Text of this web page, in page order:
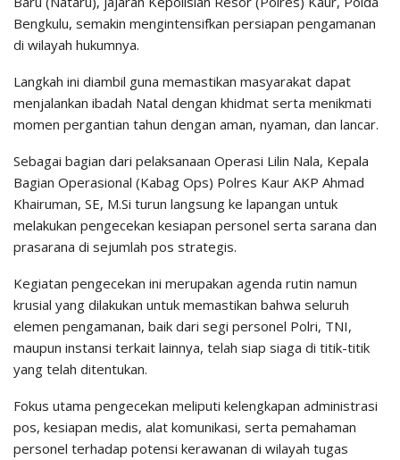
Bengkulu, semakin mengintensifkan persiapan pengamanan
di wilayah hukumnya.
Langkah ini diambil guna memastikan masyarakat dapat
menjalankan ibadah Natal dengan khidmat serta menikmati
momen pergantian tahun dengan aman, nyaman, dan lancar.
Sebagai bagian dari pelaksanaan Operasi Lilin Nala, Kepala
Bagian Operasional (Kabag Ops) Polres Kaur AKP Ahmad
Khairuman, SE, M.Si turun langsung ke lapangan untuk
melakukan pengecekan kesiapan personel serta sarana dan
prasarana di sejumlah pos strategis.
Kegiatan pengecekan ini merupakan agenda rutin namun
krusial yang dilakukan untuk memastikan bahwa seluruh
elemen pengamanan, baik dari segi personel Polri, TNI,
maupun instansi terkait lainnya, telah siap siaga di titik-titik
yang telah ditentukan.
Fokus utama pengecekan meliputi kelengkapan administrasi
pos, kesiapan medis, alat komunikasi, serta pemahaman
personel terhadap potensi kerawanan di wilayah tugas